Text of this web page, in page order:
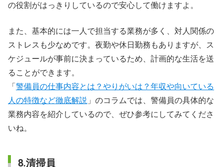
の役割がはっきりしているので安心して働けますよ。
また、基本的には一人で担当する業務が多く、対人関係の
ストレスも少なめです。夜勤や休日勤務もありますが、ス
ケジュールが事前に決まっているため、計画的な生活を送
ることができます。
「 警備員の仕事内容とは？やりがいは？年収や向いている
人の特徴など徹底解説 」のコラムでは、警備員の具体的な
業務内容を紹介しているので、ぜひ参考にしてみてくださ
いね。
8.清掃員